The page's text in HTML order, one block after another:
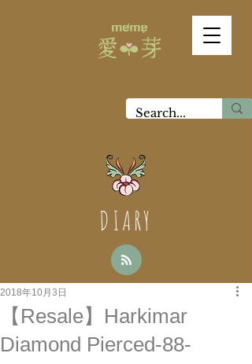
DIARY
【Resale】Harkimar
Diamond Pierced-88-
2018年10月3日